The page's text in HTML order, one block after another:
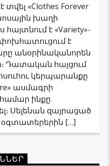
«Clothes Forever
խաղի
հայտնում է «Variety»-
փոխհատուցում է
անօրինականորեն
Դատական հայցում
կերպարանքը
ասմագրի
ինքը
Սելենան զայրացած
օգտատերերին […]